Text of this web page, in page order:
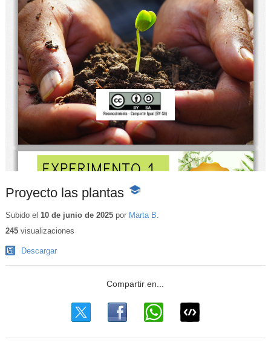
Proyecto las plantas -
educativo
Subido el 10 de junio de 2025por Marta B.
245visualizaciones
Descargar